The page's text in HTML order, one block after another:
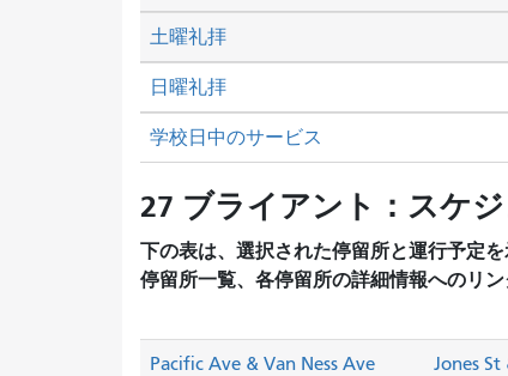
土曜礼拝
日曜礼拝
学校日中のサービス
27 ブライアント：スケ
下の表は、選択された停留所と運行予定を
停留所一覧、各停留所の詳細情報へのリ
Pacific Ave & Van Ness Ave Jones